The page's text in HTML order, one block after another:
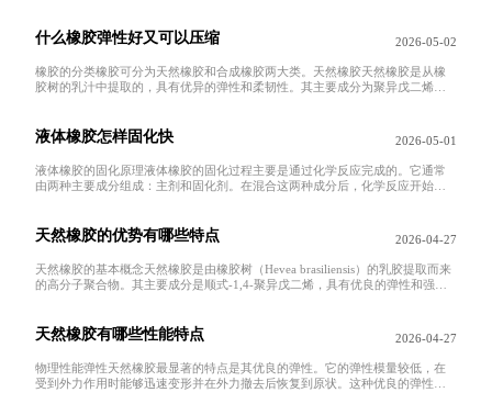
什么橡胶弹性好又可以压缩 2026-05-02
橡胶的分类橡胶可分为天然橡胶和合成橡胶两大类。天然橡胶天然橡胶是从橡
胶树的乳汁中提取的，具有优异的弹性和柔韧性。其主要成分为聚异戊二烯，
液体橡胶怎样固化快 2026-05-01
液体橡胶的固化原理液体橡胶的固化过程主要是通过化学反应完成的。它通常
由两种主要成分组成：主剂和固化剂。在混合这两种成分后，化学反应开始，
天然橡胶的优势有哪些特点 2026-04-27
天然橡胶的基本概念天然橡胶是由橡胶树（Hevea brasiliensis）的乳胶提取而来
的高分子聚合物。其主要成分是顺式-1,4-聚异戊二烯，具有优良的弹性和强
天然橡胶有哪些性能特点 2026-04-27
物理性能弹性天然橡胶最显著的特点是其优良的弹性。它的弹性模量较低，在
受到外力作用时能够迅速变形并在外力撤去后恢复到原状。这种优良的弹性使